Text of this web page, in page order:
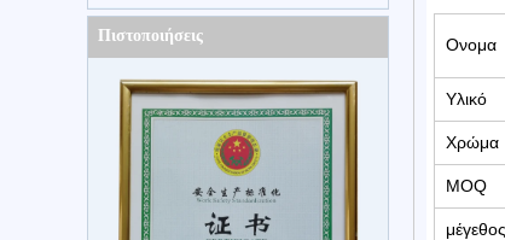
Πιστοποιήσεις Ονομα
Υλικό
Χρώμα
MOQ
μέγεθος